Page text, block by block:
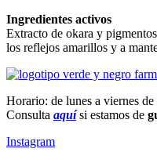
Ingredientes activos
Extracto de okara y
los reflejos amarillos y a
Horario: de lunes a viernes
Consulta aquísi estamos de
Instagram